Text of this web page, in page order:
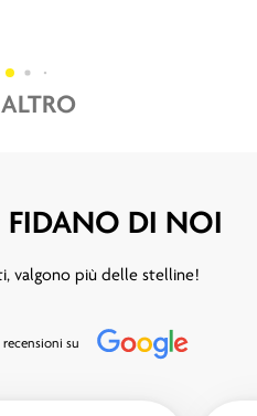
DI NOI
valgono più delle stelline!
recensioni su